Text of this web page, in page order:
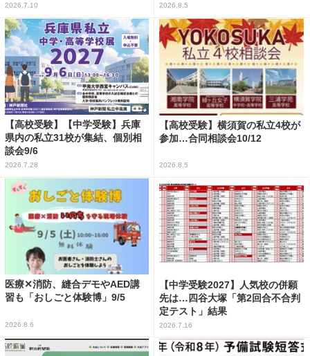
2026.7.10 2026.8.5
【高校受験】【中学受験】兵庫
県内の私立31校が集結、個別相
談会9/6
2026.7.28
【高校受験】横須賀の私立4校が
参加…合同相談会10/12
2026.8.5
医療✕消防、縫合デモやAED講
習も「おしごと体験博」9/5
2026.8.6
【中学受験2027】人気校の併願
先は…四谷大塚「第2回合不合判
定テスト」結果
2026.7.16